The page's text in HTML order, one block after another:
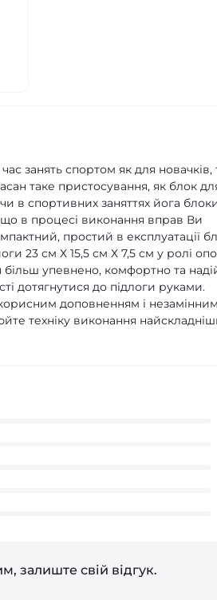
занять спортом як для новачків,
таке пристосування, як блок
в спортивних заняттях йога
в процесі виконання вправ Ви
простий в експлуатації
23 см Х 15,5 см Х 7,5 см у ролі
упевнено, комфортно та
дотягнутися до підлоги руками.
доповненням і незамінним
техніку виконання
залиште свій відгук.